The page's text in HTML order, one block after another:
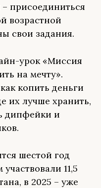
присоединиться
возрастной
свои задания.
урок «Миссия
на мечту».
копить деньги
их лучше хранить,
дипфейки и
шестой год
11,5
в 2025 – уже